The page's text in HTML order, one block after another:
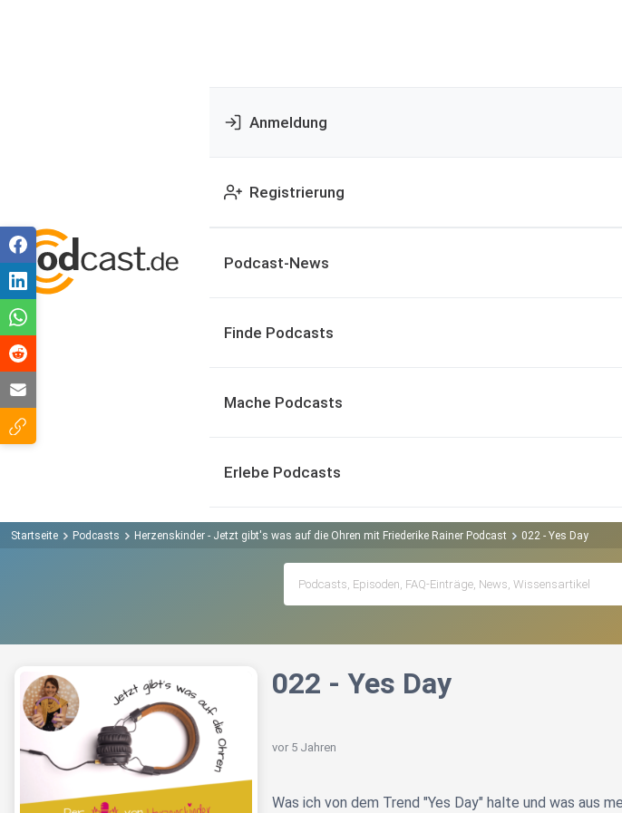
Anmeldung
Registrierung
Podcast-News
Finde Podcasts
Mache Podcasts
Erlebe Podcasts
Startseite Podcasts Herzenskinder - Jetzt gibt's was auf die Ohren mit Friederike Rainer Podcast 022 - Yes Day
022 - Yes Day
vor 5 Jahren
Was ich von dem Trend "Yes Day" halte und was aus